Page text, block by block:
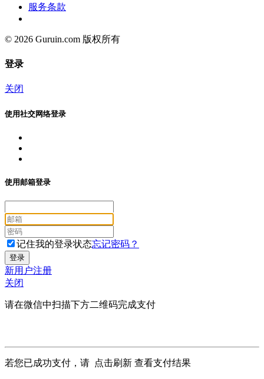
服务条款
© 2026 Guruin.com 版权所有
登录
关闭
使用社交网络登录
使用邮箱登录
记住我的登录状态忘记密码？
新用户注册
关闭
请在微信中扫描下方二维码完成支付
若您已成功支付，请 点击刷新 查看支付结果